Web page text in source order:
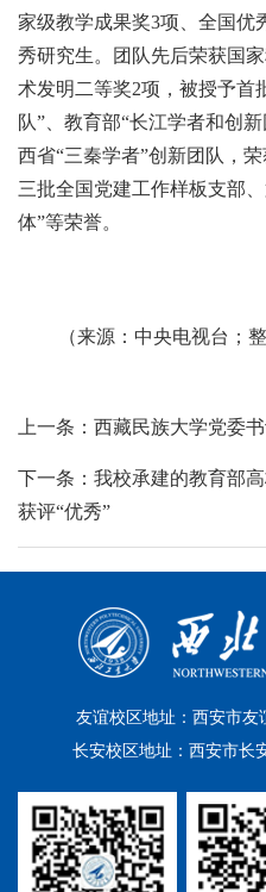
家级教学成果奖3项、全国优
秀研究生。团队先后荣获国
术发明二等奖2项，被授予首
队”、教育部“长江学者和创
西省“三秦学者”创新团队，
三批全国党建工作样板支部
体”等荣誉。
（来源：中央电视台；
上一条：西藏民族大学党委
下一条：我校承建的教育部
获评“优秀”
友谊校区地址：西安市
长安校区地址：西安市长